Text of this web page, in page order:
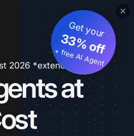
2026 *extended
at
Get your
33% off
+ free AI Agent